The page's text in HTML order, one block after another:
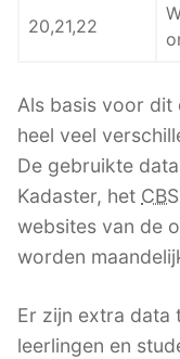
20,21,22
Als basis voor dit
heel veel
De gebruikte
Kadaster, het CBS
websites van de
worden
Er zijn extra data
leerlingen en